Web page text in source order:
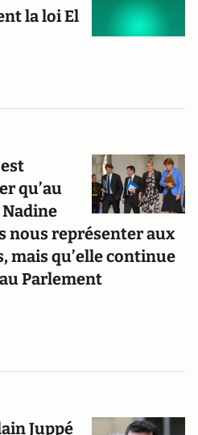
la loi El
qu’au
nous représenter aux
mais qu’elle continue
Parlement
Juppé